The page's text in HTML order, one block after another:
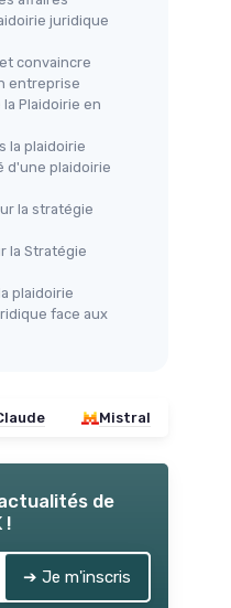
juridique
convaincre
entreprise
Plaidoirie en
la plaidoirie
d'une plaidoirie
la stratégie
la Stratégie
plaidoirie
face aux
Mistral
de
!
➔ Je m'inscris